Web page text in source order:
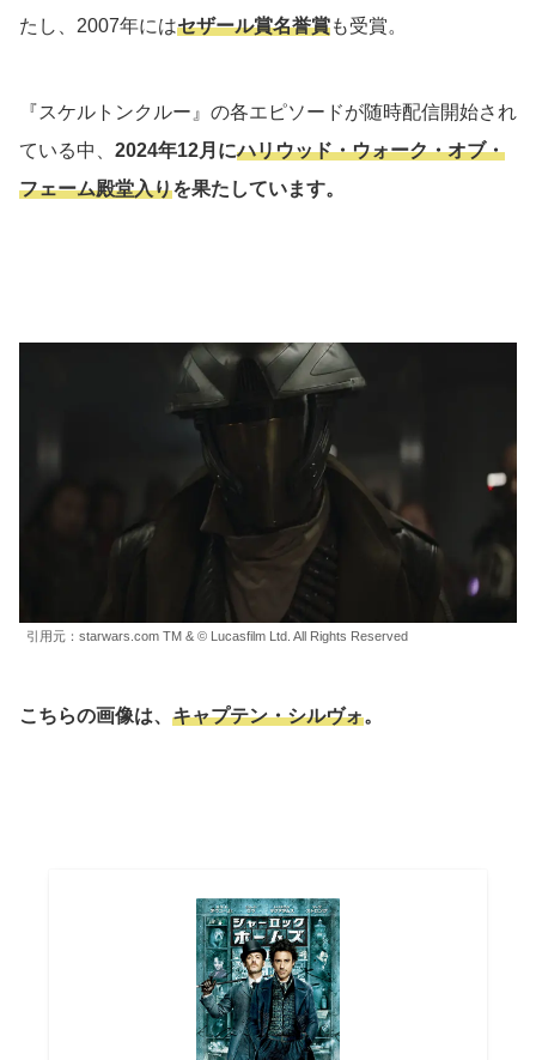
たし、2007年にはセザール賞名誉賞も受賞。
『スケルトンクルー』の各エピソードが随時配信開始され
ている中、 2024年12月にハリウッド・ウォーク・オブ・
フェーム殿堂入りを果たしています。
引用元：starwars.com TM & © Lucasfilm Ltd. All Rights Reserved
こちらの画像は、 キャプテン・シルヴォ。